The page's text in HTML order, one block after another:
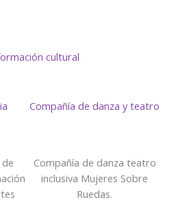
cultural
Compañía de danza y teatro
Compañía de danza teatro
inclusiva Mujeres Sobre
Ruedas.